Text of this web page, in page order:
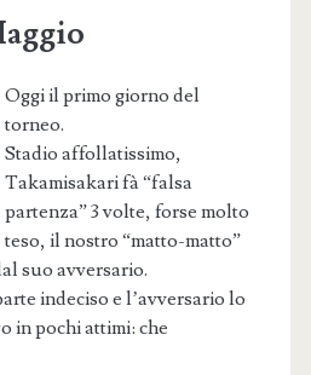
Oggi il primo giorno del
torneo.
Stadio affollatissimo,
Takamisakari fà “falsa
partenza” 3 volte, forse molto
teso, il nostro “matto-matto”
suo avversario.
indeciso e l’avversario lo
in pochi attimi: che